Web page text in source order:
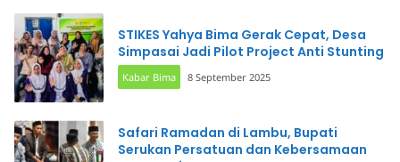
STIKES Yahya Bima Gerak Cepat, Desa
Simpasai Jadi Pilot Project Anti Stunting
Kabar Bima 8 September 2025
Safari Ramadan di Lambu, Bupati
Serukan Persatuan dan Kebersamaan